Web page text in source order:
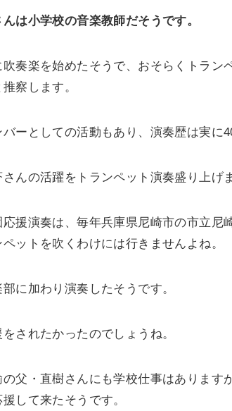
は小学校の音楽教師だそうです。
奏楽を始めたそうで、おそらくトラン
察します。
ーとしての活動もあり、演奏歴は実に
んの活躍をトランペット演奏盛り上げ
援演奏は、毎年兵庫県尼崎市の市立尼
ットを吹くわけには行きませんよね。
に加わり演奏したそうです。
されたかったのでしょうね。
父・直樹さんにも学校仕事はあります
して来たそうです。